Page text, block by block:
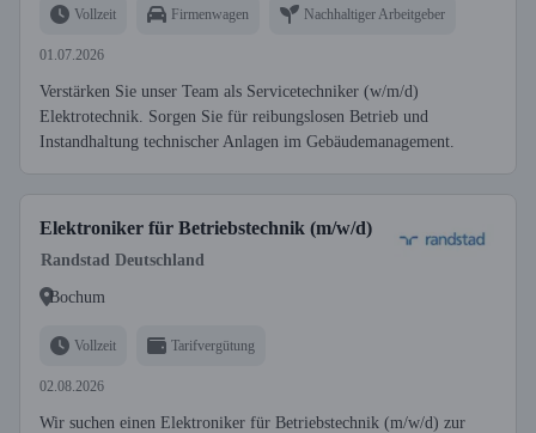
Vollzeit Firmenwagen Nachhaltiger Arbeitgeber
01.07.2026
Verstärken Sie unser Team als Servicetechniker (w/m/d)
Elektrotechnik. Sorgen Sie für reibungslosen Betrieb und
Instandhaltung technischer Anlagen im Gebäudemanagement.
Elektroniker für Betriebstechnik (m/w/d)
Randstad Deutschland
Bochum
Vollzeit Tarifvergütung
02.08.2026
Wir suchen einen Elektroniker für Betriebstechnik (m/w/d) zur